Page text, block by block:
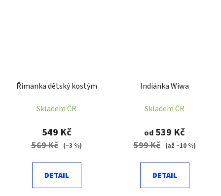
Římanka dětský kostým
Skladem ČR
549 Kč
569 Kč (–3 %)
DETAIL
Indiánka Wiwa
Skladem ČR
od 539 Kč
599 Kč (až –10 %)
DETAIL